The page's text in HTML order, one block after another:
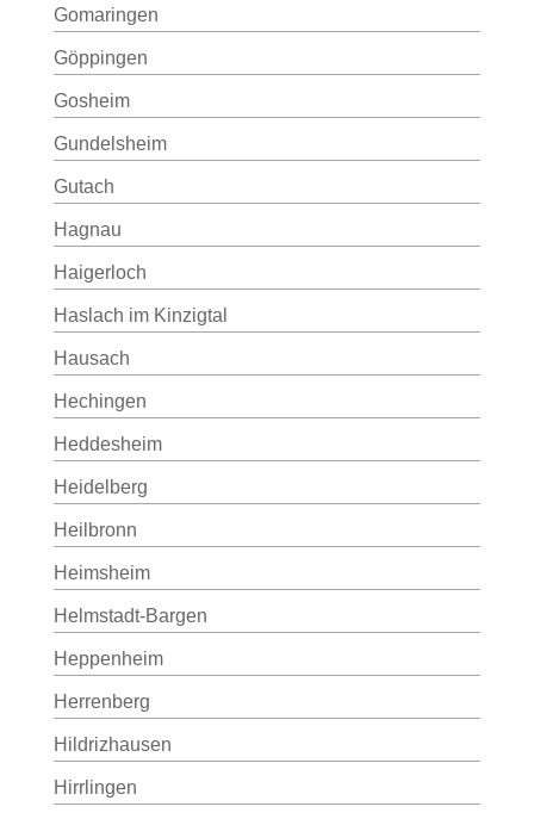
Gomaringen
Göppingen
Gosheim
Gundelsheim
Gutach
Hagnau
Haigerloch
Haslach im Kinzigtal
Hausach
Hechingen
Heddesheim
Heidelberg
Heilbronn
Heimsheim
Helmstadt-Bargen
Heppenheim
Herrenberg
Hildrizhausen
Hirrlingen